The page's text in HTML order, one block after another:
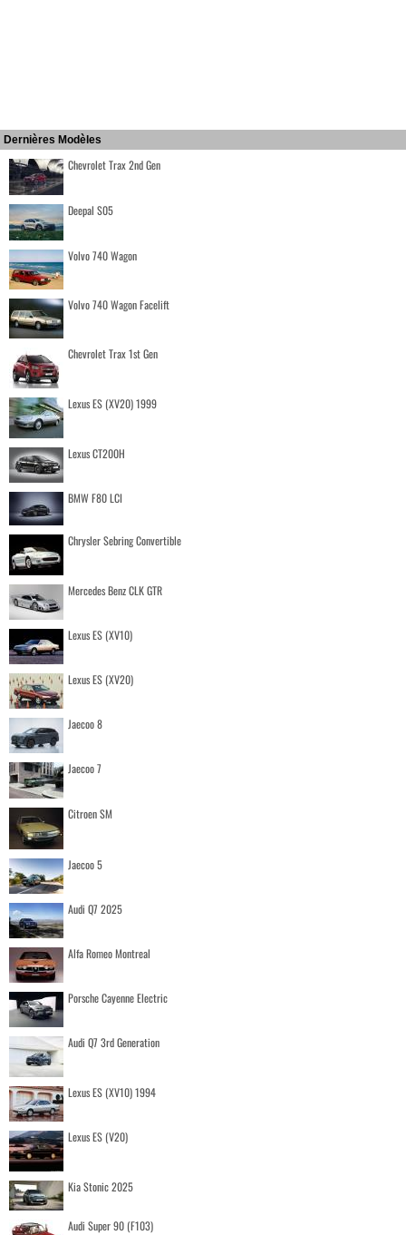
Dernières Modèles
Chevrolet Trax 2nd Gen
Deepal S05
Volvo 740 Wagon
Volvo 740 Wagon Facelift
Chevrolet Trax 1st Gen
Lexus ES (XV20) 1999
Lexus CT200H
BMW F80 LCI
Chrysler Sebring Convertible
Mercedes Benz CLK GTR
Lexus ES (XV10)
Lexus ES (XV20)
Jaecoo 8
Jaecoo 7
Citroen SM
Jaecoo 5
Audi Q7 2025
Alfa Romeo Montreal
Porsche Cayenne Electric
Audi Q7 3rd Generation
Lexus ES (XV10) 1994
Lexus ES (V20)
Kia Stonic 2025
Audi Super 90 (F103)